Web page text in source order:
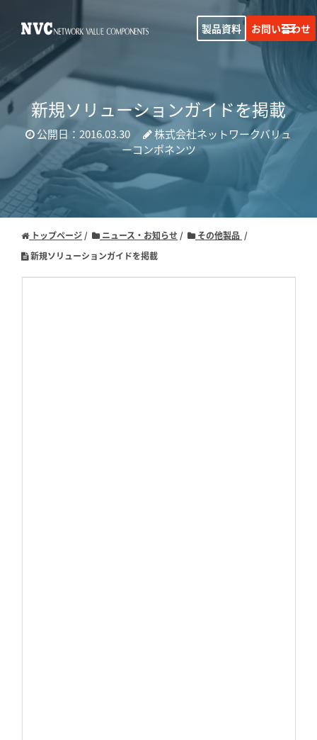
製品資料 お問い合わせ
新規ソリューションガイドを掲載
公開日：2016.03.30
株式会社ネットワークバリュ
ーコンポネンツ
トップページ ニュース・お知らせ
その他製品
新規ソリューションガイドを掲載